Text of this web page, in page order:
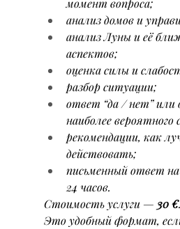
момент вопроса;
анализ домов и
анализ Луны и её
аспектов;
оценка силы и
разбор ситуации;
ответ “да / нет” или
наиболее вероятного
рекомендации, как
действовать;
письменный ответ
24 часов.
Стоимость услуги — 30 €.
Это удобный формат,